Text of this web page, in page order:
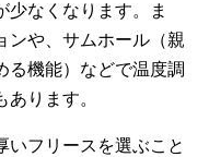
少なくなります。ま
ンや、サムホール（親
る機能）などで温度調
ります。
いフリースを選ぶこと